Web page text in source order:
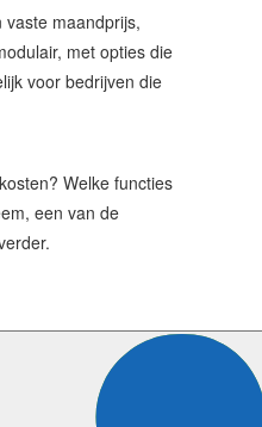
maandprijs,
met opties die
voor bedrijven die
Welke functies
een van de